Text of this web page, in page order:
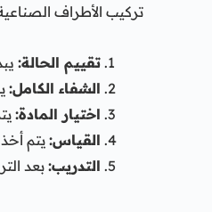
تركيب الأطراف
تقييم الحالة:
الشفاء الكامل:
اختيار المادة:
القياس:يتم
التدريب: بعد